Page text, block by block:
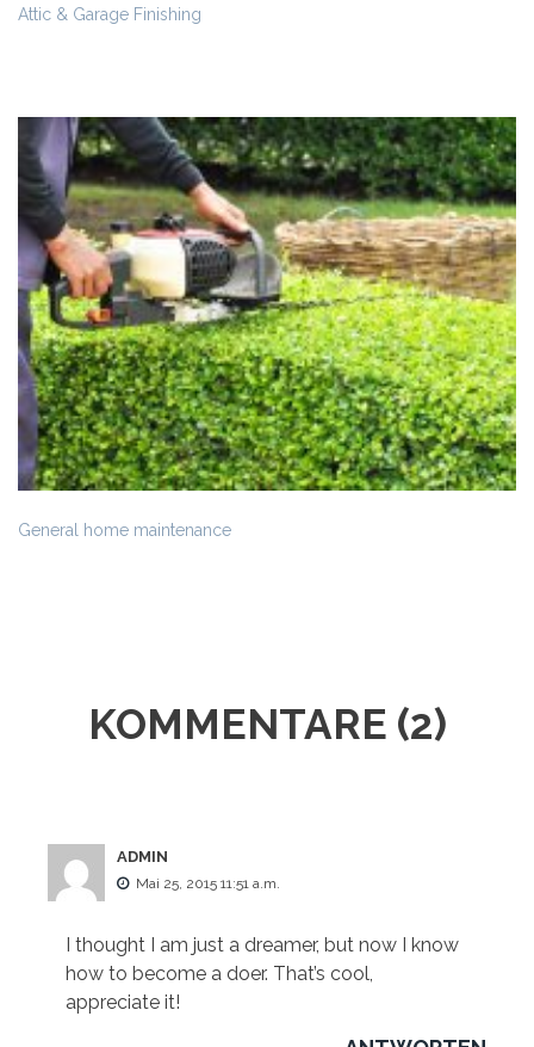
Attic & Garage Finishing
General home maintenance
KOMMENTARE (2)
ADMIN
Mai 25, 2015 11:51 a.m.
I thought I am just a dreamer, but now I know
how to become a doer. That’s cool,
appreciate it!